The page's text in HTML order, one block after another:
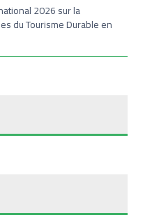
2026 sur la
du Tourisme Durable en